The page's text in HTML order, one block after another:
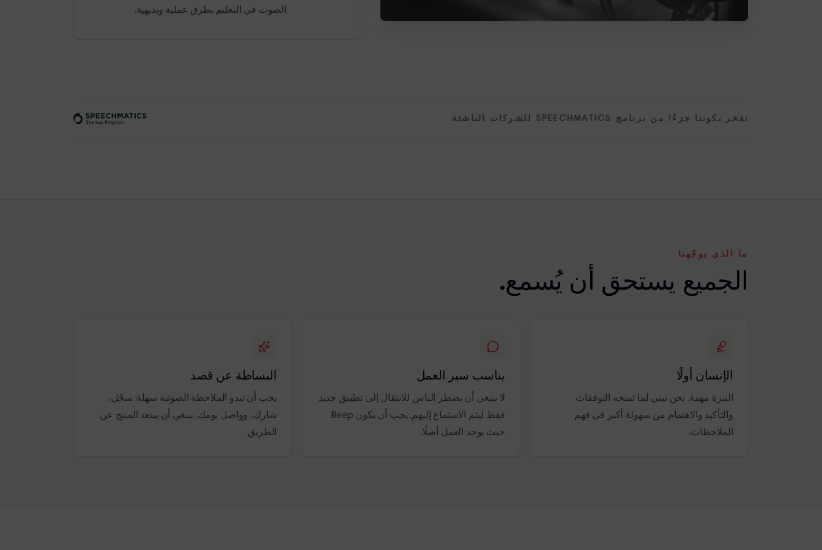
الصوت في التعليم بطرق عملية وبديهية.
نفخر بكوننا جزءًا من برنامج SPEECHMATICS للشركات الناشئة
ما الذي يوجّهنا
الجميع يستحق أن يُسمع.
الإنسان أولًا
النبرة مهمة. نحن نبني لما تمنحه التوقفات
والتأكيد والاهتمام من سهولة أكبر في فهم
الملاحظات.
يناسب سير العمل
لا ينبغي أن يضطر الناس للانتقال إلى تطبيق جديد
فقط ليتم الاستماع إليهم. يجب أن يكون Beep
حيث يوجد العمل أصلًا.
البساطة عن قصد
يجب أن تبدو الملاحظة الصوتية سهلة: سجّل،
شارك، وواصل يومك. ينبغي أن يبتعد المنتج عن
الطريق.